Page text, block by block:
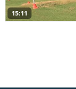
15:11